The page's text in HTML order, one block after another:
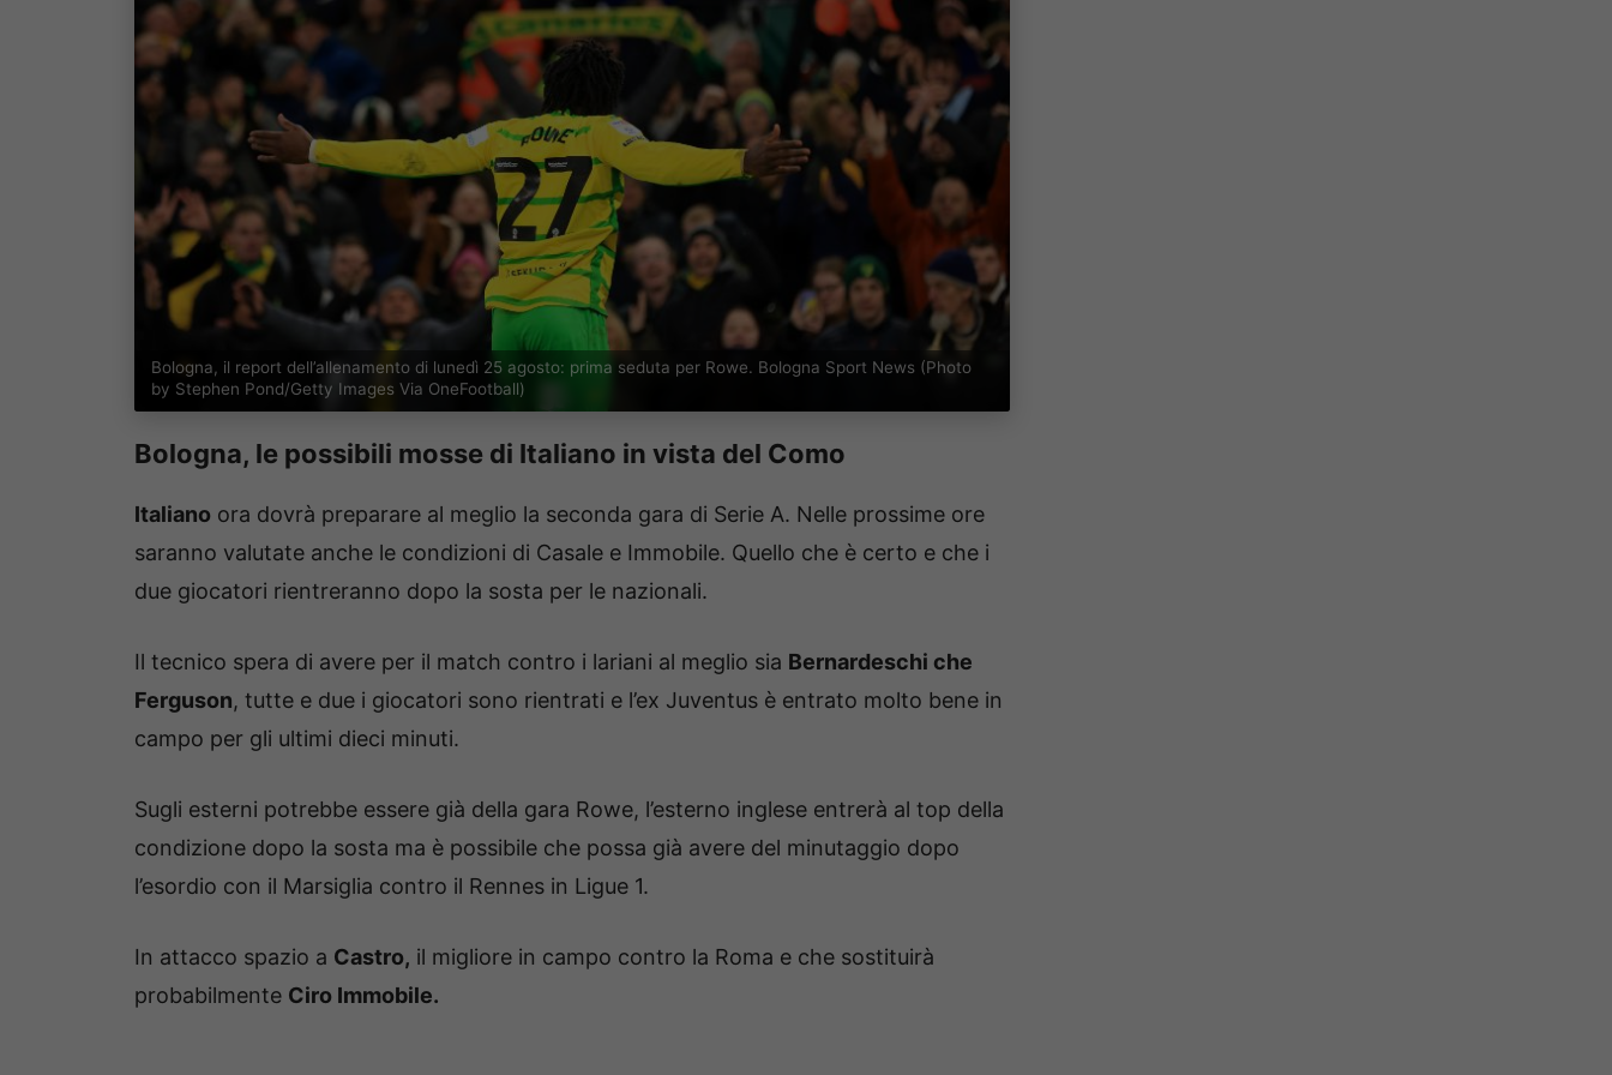
Bologna, il report dell’allenamento di lunedì 25 agosto: prima seduta per Rowe. Bologna Sport News (Photo
by Stephen Pond/Getty Images Via OneFootball)
Bologna, le possibili mosse di Italiano in vista del Como
Italiano ora dovrà preparare al meglio la seconda gara di Serie A. Nelle prossime ore
saranno valutate anche le condizioni di Casale e Immobile. Quello che è certo e che i
due giocatori rientreranno dopo la sosta per le nazionali.
Il tecnico spera di avere per il match contro i lariani al meglio sia Bernardeschi che
Ferguson, tutte e due i giocatori sono rientrati e l’ex Juventus è entrato molto bene in
campo per gli ultimi dieci minuti.
Sugli esterni potrebbe essere già della gara Rowe, l’esterno inglese entrerà al top della
condizione dopo la sosta ma è possibile che possa già avere del minutaggio dopo
l’esordio con il Marsiglia contro il Rennes in Ligue 1.
In attacco spazio a Castro, il migliore in campo contro la Roma e che sostituirà
probabilmente Ciro Immobile.